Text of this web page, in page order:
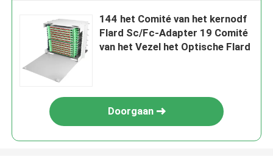
144 het Comité van het kernodf
Flard Sc/Fc-Adapter 19 Comité
van het Vezel het Optische Flard
Doorgaan